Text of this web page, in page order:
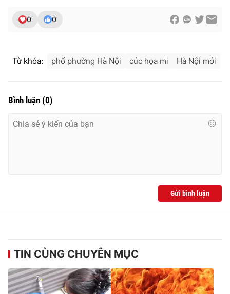
0 0
Từ khóa: phố phường Hà Nội cúc họa mi Hà Nội mới
Bình luận (0)
Gửi bình luận
TIN CÙNG CHUYÊN MỤC